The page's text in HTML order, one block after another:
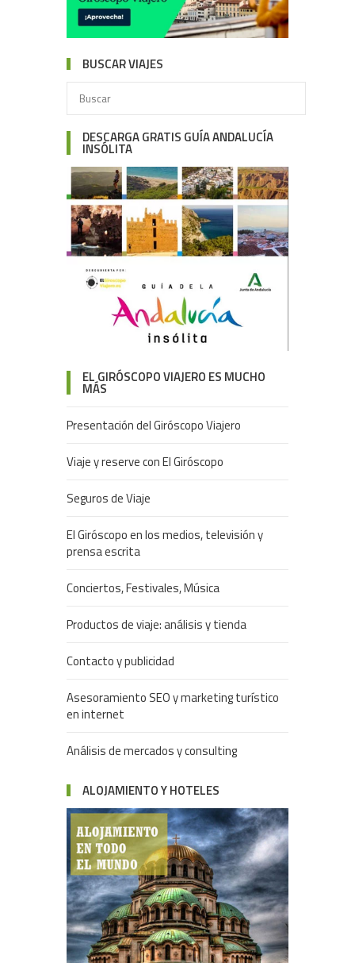
BUSCAR VIAJES
DESCARGA GRATIS GUÍA ANDALUCÍA
INSÓLITA
EL GIRÓSCOPO VIAJERO ES MUCHO
MÁS
Presentación del Giróscopo Viajero
Viaje y reserve con El Giróscopo
Seguros de Viaje
El Giróscopo en los medios, televisión y
prensa escrita
Conciertos, Festivales, Música
Productos de viaje: análisis y tienda
Contacto y publicidad
Asesoramiento SEO y marketing turístico
en internet
Análisis de mercados y consulting
ALOJAMIENTO Y HOTELES